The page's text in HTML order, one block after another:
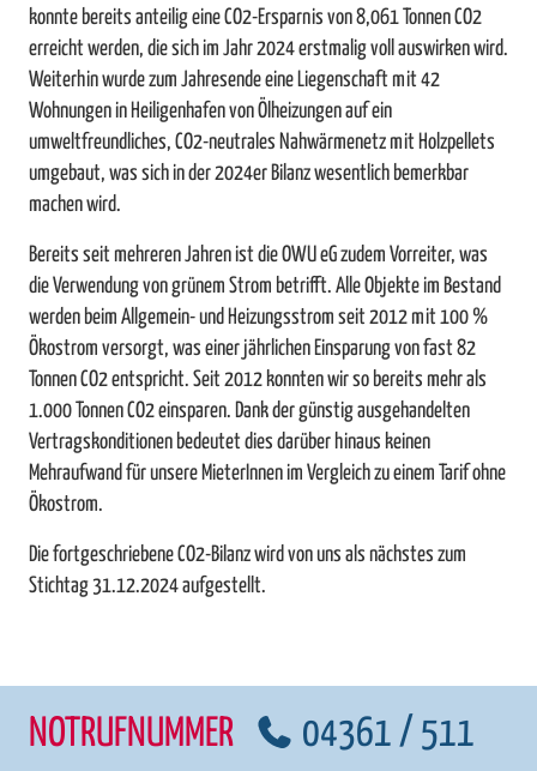
konnte bereits anteilig eine CO2-Ersparnis von 8,061 Tonnen CO2
erreicht werden, die sich im Jahr 2024 erstmalig voll auswirken wird.
Weiterhin wurde zum Jahresende eine Liegenschaft mit 42
Wohnungen in Heiligenhafen von Ölheizungen auf ein
umweltfreundliches, CO2-neutrales Nahwärmenetz mit Holzpellets
umgebaut, was sich in der 2024er Bilanz wesentlich bemerkbar
machen wird.
Bereits seit mehreren Jahren ist die OWU eG zudem Vorreiter, was
die Verwendung von grünem Strom betrifft. Alle Objekte im Bestand
werden beim Allgemein- und Heizungsstrom seit 2012 mit 100 %
Ökostrom versorgt, was einer jährlichen Einsparung von fast 82
Tonnen CO2 entspricht. Seit 2012 konnten wir so bereits mehr als
1.000 Tonnen CO2 einsparen. Dank der günstig ausgehandelten
Vertragskonditionen bedeutet dies darüber hinaus keinen
Mehraufwand für unsere MieterInnen im Vergleich zu einem Tarif ohne
Ökostrom.
Die fortgeschriebene CO2-Bilanz wird von uns als nächstes zum
Stichtag 31.12.2024 aufgestellt.
NOTRUFNUMMER
04361 / 511